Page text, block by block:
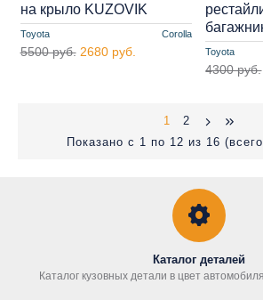
Toyota Corolla
на крыло KUZOVIK
5500 руб. 2680 руб. Toyota
4300 руб.
1
2
Показано с 1 по 12 из 16
Каталог деталей
Каталог кузовных детали в цвет